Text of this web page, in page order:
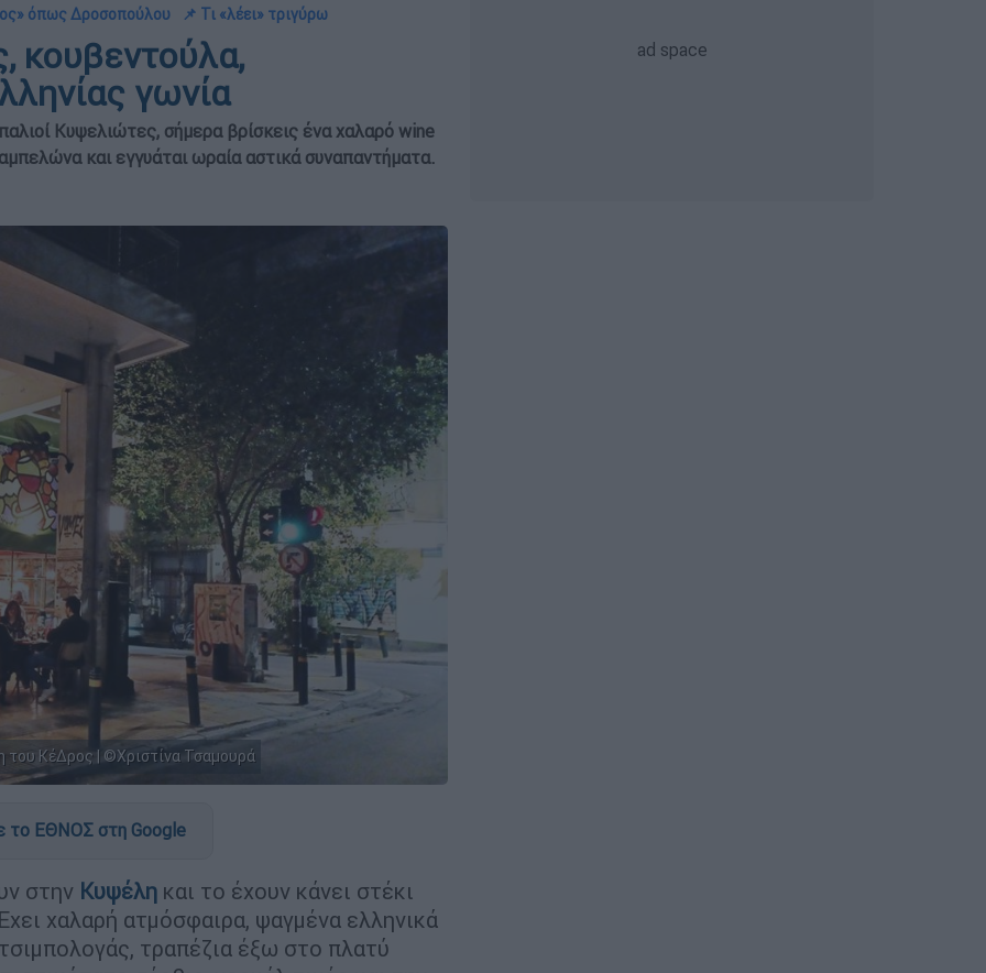
όπως Δροσοπούλου 📌 Τι «λέει» τριγύρω
κουβεντούλα,
γωνία
Κυψελιώτες, σήμερα βρίσκεις ένα χαλαρό wine
και εγγυάται ωραία αστικά συναπαντήματα.
ΚέΔρος | ©Χριστίνα Τσαμουρά
το ΕΘΝΟΣ στη Google
στην Κυψέλη και το έχουν κάνει στέκι
χαλαρή ατμόσφαιρα, ψαγμένα ελληνικά
τραπέζια έξω στο πλατύ